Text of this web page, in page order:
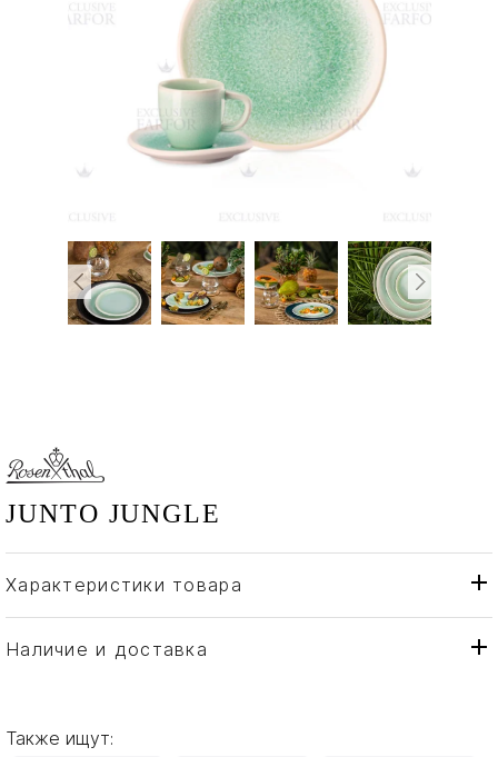
JUNTO JUNGLE
Характеристики товара
Бренд
Rosenthal
Страна производителя
Наличие и доставка
Также ищут: